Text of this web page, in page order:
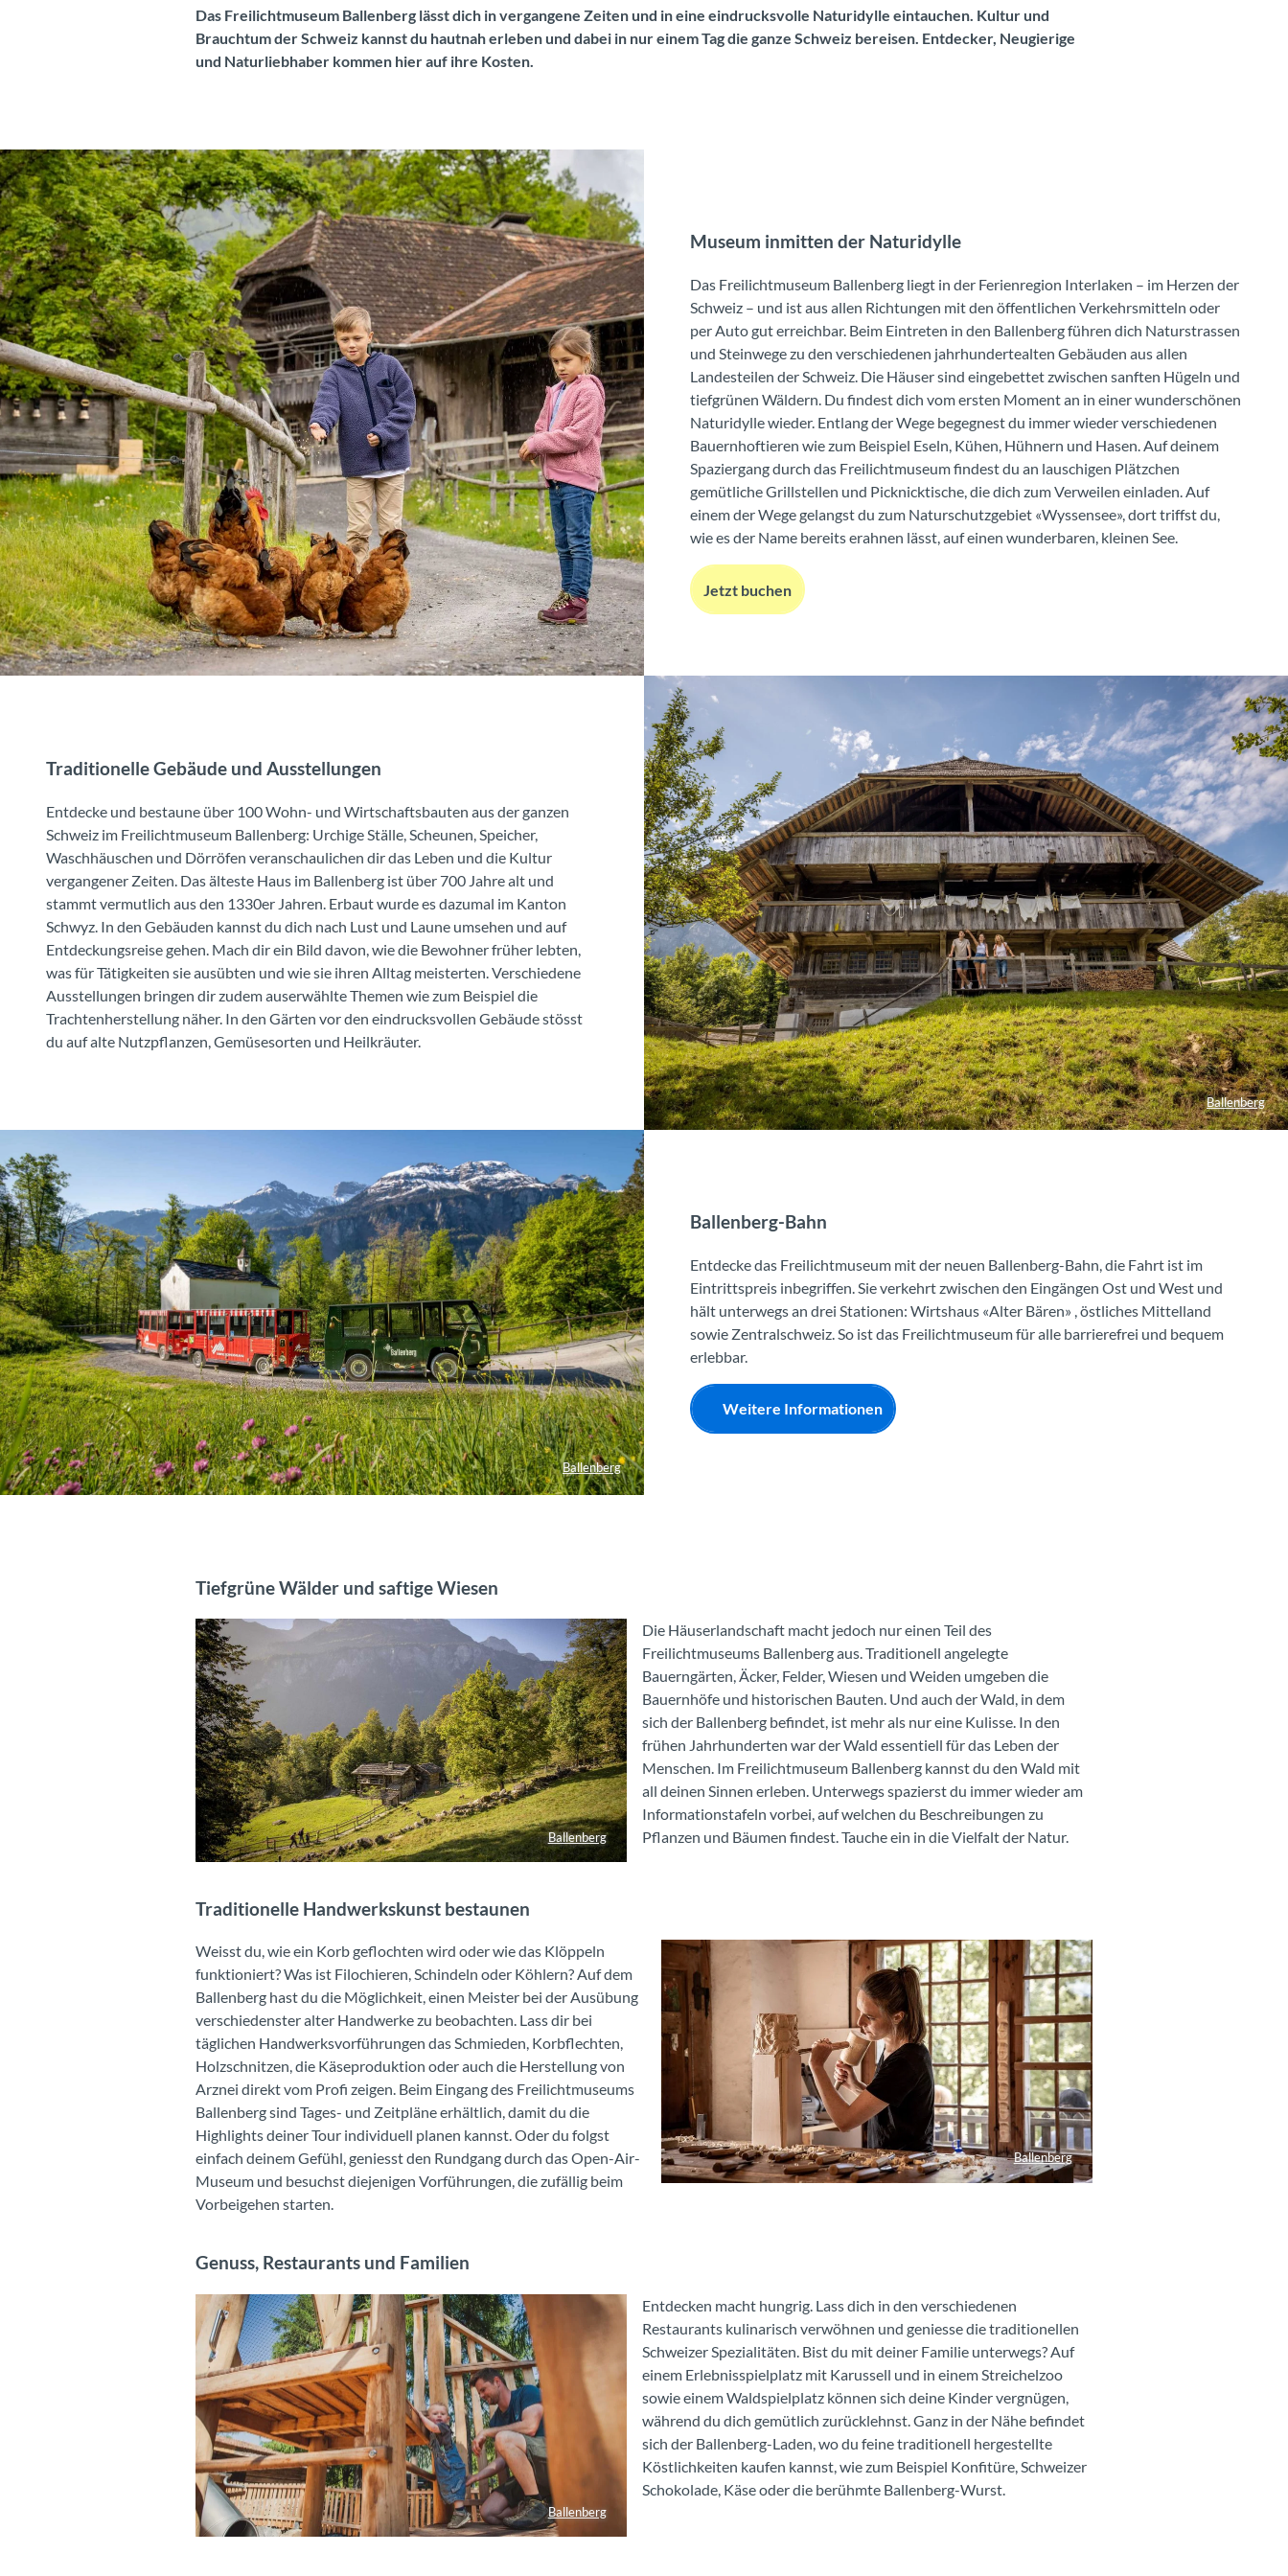
Das Freilichtmuseum Ballenberg lässt dich in vergangene Zeiten und in eine eindrucksvolle Naturidylle eintauchen. Kultur und
Brauchtum der Schweiz kannst du hautnah erleben und dabei in nur einem Tag die ganze Schweiz bereisen. Entdecker, Neugierige
und Naturliebhaber kommen hier auf ihre Kosten.
Museum inmitten der Naturidylle
Das Freilichtmuseum Ballenberg liegt in der Ferienregion Interlaken – im Herzen der
Schweiz – und ist aus allen Richtungen mit den öffentlichen Verkehrsmitteln oder
per Auto gut erreichbar. Beim Eintreten in den Ballenberg führen dich Naturstrassen
und Steinwege zu den verschiedenen jahrhundertealten Gebäuden aus allen
Landesteilen der Schweiz. Die Häuser sind eingebettet zwischen sanften Hügeln und
tiefgrünen Wäldern. Du findest dich vom ersten Moment an in einer wunderschönen
Naturidylle wieder. Entlang der Wege begegnest du immer wieder verschiedenen
Bauernhoftieren wie zum Beispiel Eseln, Kühen, Hühnern und Hasen. Auf deinem
Spaziergang durch das Freilichtmuseum findest du an lauschigen Plätzchen
gemütliche Grillstellen und Picknicktische, die dich zum Verweilen einladen. Auf
einem der Wege gelangst du zum Naturschutzgebiet «Wyssensee», dort triffst du,
wie es der Name bereits erahnen lässt, auf einen wunderbaren, kleinen See.
Jetzt buchen
Traditionelle Gebäude und Ausstellungen
Entdecke und bestaune über 100 Wohn- und Wirtschaftsbauten aus der ganzen
Schweiz im Freilichtmuseum Ballenberg: Urchige Ställe, Scheunen, Speicher,
Waschhäuschen und Dörröfen veranschaulichen dir das Leben und die Kultur
vergangener Zeiten. Das älteste Haus im Ballenberg ist über 700 Jahre alt und
stammt vermutlich aus den 1330er Jahren. Erbaut wurde es dazumal im Kanton
Schwyz. In den Gebäuden kannst du dich nach Lust und Laune umsehen und auf
Entdeckungsreise gehen. Mach dir ein Bild davon, wie die Bewohner früher lebten,
was für Tätigkeiten sie ausübten und wie sie ihren Alltag meisterten. Verschiedene
Ausstellungen bringen dir zudem auserwählte Themen wie zum Beispiel die
Trachtenherstellung näher. In den Gärten vor den eindrucksvollen Gebäude stösst
du auf alte Nutzpflanzen, Gemüsesorten und Heilkräuter.
Ballenberg
Ballenberg
Ballenberg-Bahn
Entdecke das Freilichtmuseum mit der neuen Ballenberg-Bahn, die Fahrt ist im
Eintrittspreis inbegriffen. Sie verkehrt zwischen den Eingängen Ost und West und
hält unterwegs an drei Stationen: Wirtshaus «Alter Bären» , östliches Mittelland
sowie Zentralschweiz. So ist das Freilichtmuseum für alle barrierefrei und bequem
erlebbar.
Weitere Informationen
Tiefgrüne Wälder und saftige Wiesen
Ballenberg
Besucher unterwegs im Freilichtmuseum Ballenberg, im Hintergrund ist die Oltschiburg (Berg) zu sehen.
Die Häuserlandschaft macht jedoch nur einen Teil des
Freilichtmuseums Ballenberg aus. Traditionell angelegte
Bauerngärten, Äcker, Felder, Wiesen und Weiden umgeben die
Bauernhöfe und historischen Bauten. Und auch der Wald, in dem
sich der Ballenberg befindet, ist mehr als nur eine Kulisse. In den
frühen Jahrhunderten war der Wald essentiell für das Leben der
Menschen. Im Freilichtmuseum Ballenberg kannst du den Wald mit
all deinen Sinnen erleben. Unterwegs spazierst du immer wieder am
Informationstafeln vorbei, auf welchen du Beschreibungen zu
Pflanzen und Bäumen findest. Tauche ein in die Vielfalt der Natur.
Traditionelle Handwerkskunst bestaunen
Ballenberg
Eine Holzbildhauerin schnitzt an einem Holzstück in einem Gebäude im Freilichtmuseum Ballenberg.
Weisst du, wie ein Korb geflochten wird oder wie das Klöppeln
funktioniert? Was ist Filochieren, Schindeln oder Köhlern? Auf dem
Ballenberg hast du die Möglichkeit, einen Meister bei der Ausübung
verschiedenster alter Handwerke zu beobachten. Lass dir bei
täglichen Handwerksvorführungen das Schmieden, Korbflechten,
Holzschnitzen, die Käseproduktion oder auch die Herstellung von
Arznei direkt vom Profi zeigen. Beim Eingang des Freilichtmuseums
Ballenberg sind Tages- und Zeitpläne erhältlich, damit du die
Highlights deiner Tour individuell planen kannst. Oder du folgst
einfach deinem Gefühl, geniesst den Rundgang durch das Open-Air-
Museum und besuchst diejenigen Vorführungen, die zufällig beim
Vorbeigehen starten.
Genuss, Restaurants und Familien
Ballenberg
Ein Vater spielt mit seinem Kind auf dem Spielplatz im Freilichtmuseum Ballenberg
Entdecken macht hungrig. Lass dich in den verschiedenen
Restaurants kulinarisch verwöhnen und geniesse die traditionellen
Schweizer Spezialitäten. Bist du mit deiner Familie unterwegs? Auf
einem Erlebnisspielplatz mit Karussell und in einem Streichelzoo
sowie einem Waldspielplatz können sich deine Kinder vergnügen,
während du dich gemütlich zurücklehnst. Ganz in der Nähe befindet
sich der Ballenberg-Laden, wo du feine traditionell hergestellte
Köstlichkeiten kaufen kannst, wie zum Beispiel Konfitüre, Schweizer
Schokolade, Käse oder die berühmte Ballenberg-Wurst.